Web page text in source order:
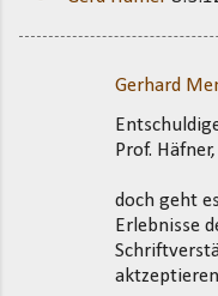
Gerhard
Prof. Häfner,
doch geht
Erlebnisse